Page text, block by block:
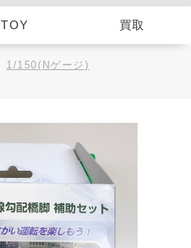
TOY 買取
1/150(Nゲージ)